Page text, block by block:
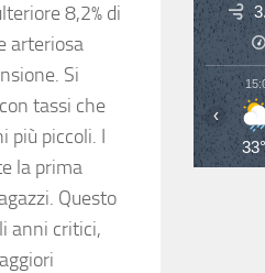
8,2% di
arteriosa
Si
tassi che
più piccoli. I
la prima
Questo
anni critici,
‹